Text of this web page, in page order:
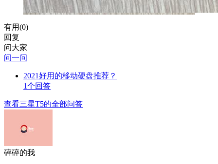
有用(0)
回复
问大家
问一问
2021好用的移动硬盘推荐？
1个回答
查看三星T5的全部问答
碎碎的我